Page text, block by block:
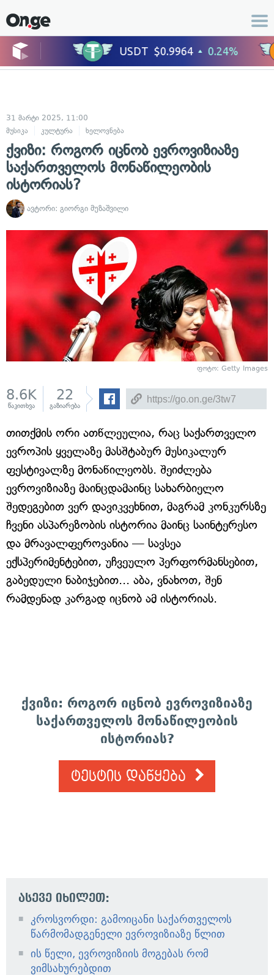
31 მარტი 2025, 11:00
მუსიკა
კულტურა ხელოვნება
ქვიზი: როგორ იცნობ ევროვიზიაზე
საქართველოს მონაწილეობის
ისტორიას?
ავტორი: გიორგი მუზაშვილი
ფოტო: Getty Images
8.6K
წაკითხვა
22
გაზიარება
თითქმის ორი ათწლეულია, რაც საქართველო
ევროპის ყველაზე მასშტაბურ მუსიკალურ
ფესტივალზე მონაწილეობს. შეიძლება
ევროვიზიაზე მაინცდამაინც სახარბიელო
შედეგებით ვერ დავიკვეხნით, მაგრამ კონკურსზე
ჩვენი ასპარეზობის ისტორია მაინც საინტერესო
და მრავალფეროვანია — სავსეა
ექსპერიმენტებით, უჩვეულო პერფორმანსებით,
გაბედული ნაბიჯებით... აბა, ვნახოთ, შენ
რამდენად კარგად იცნობ ამ ისტორიას.
ქვიზი: როგორ იცნობ ევროვიზიაზე
საქართველოს მონაწილეობის
ისტორიას?
ტესტის დაწყება
ასევე იხილეთ:
კროსვორდი: გამოიცანი საქართველოს
წარმომადგენელი ევროვიზიაზე წლით
ის წელი, ევროვიზიის მოგებას რომ
ვიმსახურებდით